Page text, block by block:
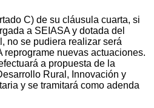
C) de su cláusula cuarta, si
a SEIASA y dotada del
no se pudiera realizar será
reprograme nuevas actuaciones.
a propuesta de la
Rural, Innovación y
y se tramitará como adenda